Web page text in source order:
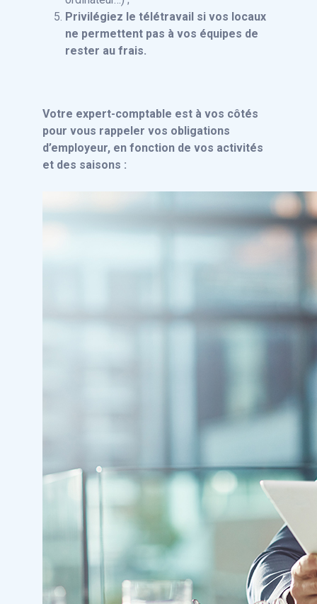
Privilégiez le télétravail si vos locaux
ne permettent pas à vos équipes de
rester au frais.
Votre expert-comptable est à vos côtés
pour vous rappeler vos obligations
d’employeur, en fonction de vos activités
et des saisons :